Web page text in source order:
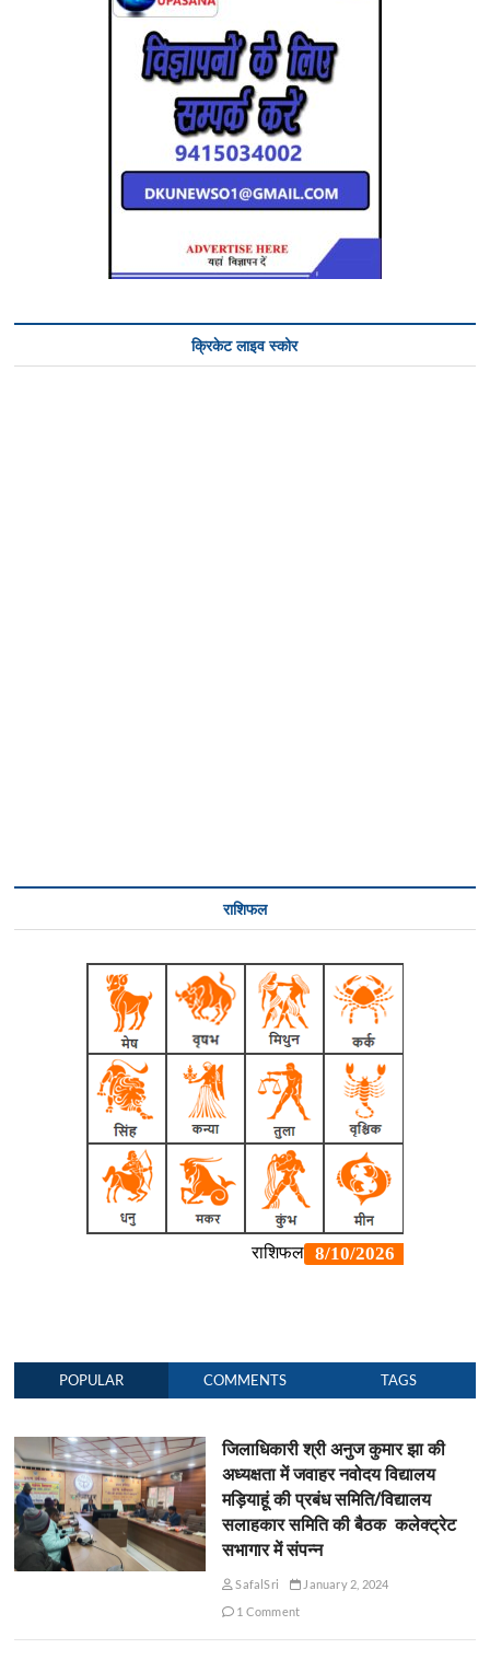
क्रिकेट लाइव स्कोर
राशिफल
POPULAR COMMENTS TAGS
जिलाधिकारी श्री अनुज कुमार झा की
अध्यक्षता में जवाहर नवोदय विद्यालय
मड़ियाहूं की प्रबंध समिति/विद्यालय
सलाहकार समिति की बैठक कलेक्ट्रेट
सभागार में संपन्न
SafalSri
January 2, 2024
1 Comment